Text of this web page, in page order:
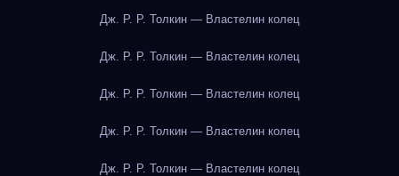
Дж. Р. Р. Толкин — Властелин колец
Дж. Р. Р. Толкин — Властелин колец
Дж. Р. Р. Толкин — Властелин колец
Дж. Р. Р. Толкин — Властелин колец
Дж. Р. Р. Толкин — Властелин колец